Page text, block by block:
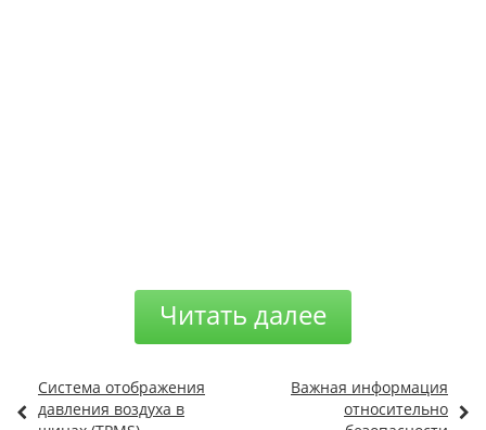
Читать далее
Система отображения
давления воздуха в
Важная информация
относительно